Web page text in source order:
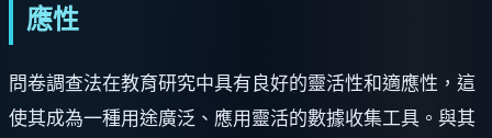
應性
問卷調查法在教育研究中具有良好的靈活性和適應性，這
使其成為一種用途廣泛、應用靈活的數據收集工具。與其